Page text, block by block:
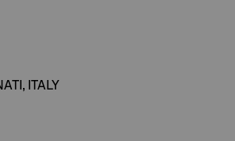
ITALY